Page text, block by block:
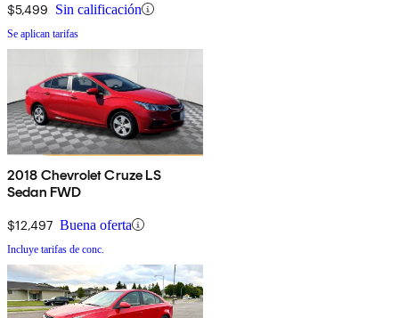
$5,499 Sin calificación
Se aplican tarifas
2018 Chevrolet Cruze LS
Sedan FWD
$12,497 Buena oferta
Incluye tarifas de conc.